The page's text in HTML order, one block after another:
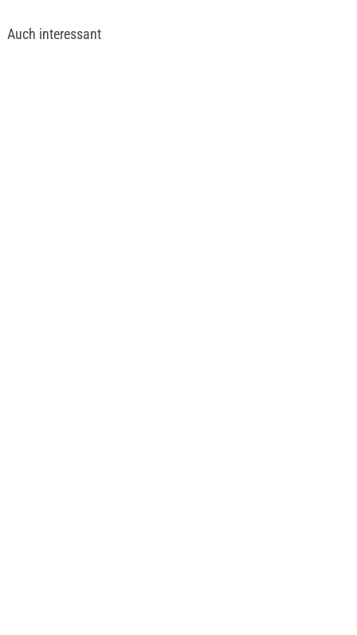
Auch interessant